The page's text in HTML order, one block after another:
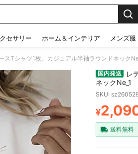
セサリー ホーム＆インテリア メンズ服
スTシャツ1枚、カジュアル半袖ラウンドネック
国内発送
レ
ネックNe_1
SKU:
¥
送料無料